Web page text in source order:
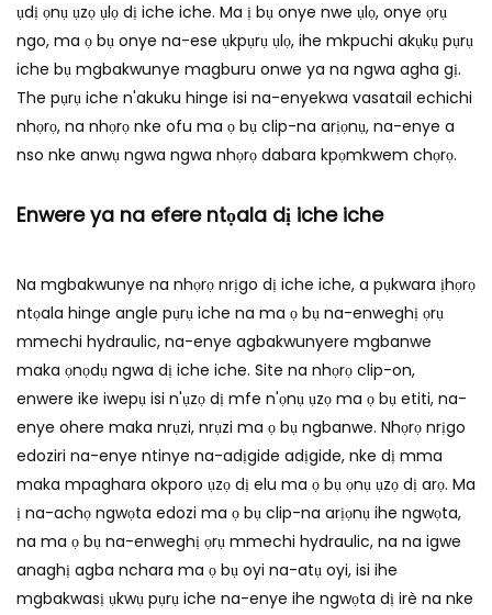
ụdị ọnụ ụzọ ụlọ dị iche iche. Ma ị bụ onye nwe ụlọ, onye ọrụ
ngo, ma ọ bụ onye na-ese ụkpụrụ ụlọ, ihe mkpuchi akụkụ pụrụ
iche bụ mgbakwunye magburu onwe ya na ngwa agha gị.
The pụrụ iche n'akuku hinge isi na-enyekwa vasatail echichi
nhọrọ, na nhọrọ nke ofu ma ọ bụ clip-na arịọnụ, na-enye a
nso nke anwụ ngwa ngwa nhọrọ dabara kpọmkwem chọrọ.
Enwere ya na efere ntọala dị iche iche
Na mgbakwunye na nhọrọ nrịgo dị iche iche, a pụkwara ịhọrọ
ntọala hinge angle pụrụ iche na ma ọ bụ na-enweghị ọrụ
mmechi hydraulic, na-enye agbakwunyere mgbanwe
maka ọnọdụ ngwa dị iche iche. Site na nhọrọ clip-on,
enwere ike iwepụ isi n'ụzọ dị mfe n'ọnụ ụzọ ma ọ bụ etiti, na-
enye ohere maka nrụzi, nrụzi ma ọ bụ ngbanwe. Nhọrọ nrịgo
edoziri na-enye ntinye na-adịgide adịgide, nke dị mma
maka mpaghara okporo ụzọ dị elu ma ọ bụ ọnụ ụzọ dị arọ. Ma
ị na-achọ ngwọta edozi ma ọ bụ clip-na arịọnụ ihe ngwọta,
na ma ọ bụ na-enweghị ọrụ mmechi hydraulic, na na igwe
anaghị agba nchara ma ọ bụ oyi na-atụ oyi, isi ihe
mgbakwasị ụkwụ pụrụ iche na-enye ihe ngwọta dị irè na nke